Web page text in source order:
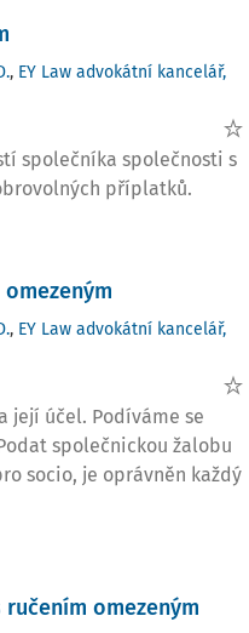
, EY Law advokátní kancelář,
společníka společnosti s
příplatků.
, EY Law advokátní kancelář,
její účel. Podíváme se
společnickou žalobu
socio, je oprávněn každý
omezeným